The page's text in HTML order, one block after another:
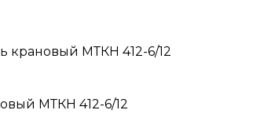
крановый МТКН 412-6/12
МТКН 412-6/12